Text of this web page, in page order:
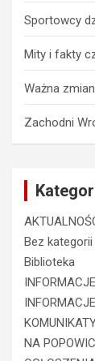
Sportowcy
Mity i fakty
Ważna
Zachodni
Bez kategorii
Biblioteka
NA